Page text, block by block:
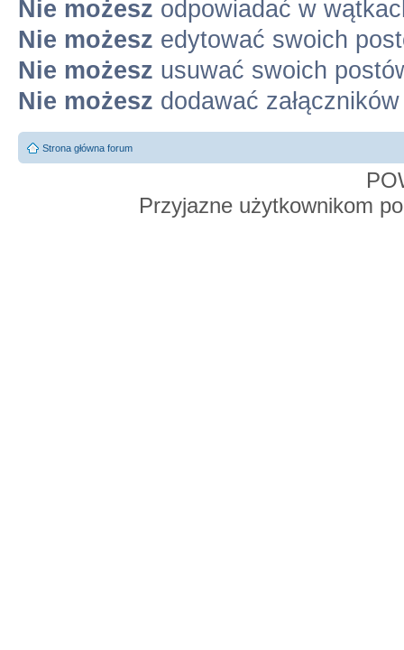
Nie możesz odpowiadać w
Nie możesz edytować swoich
Nie możesz usuwać swoich
Nie możesz dodawać załączników
Strona główna forum
Przyjazne użytkownikom